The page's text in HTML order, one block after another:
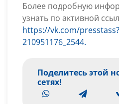
Более подробную
узнать по активной
https://vk.com/
210951176_2544.
Поделитесь этой
сетях!